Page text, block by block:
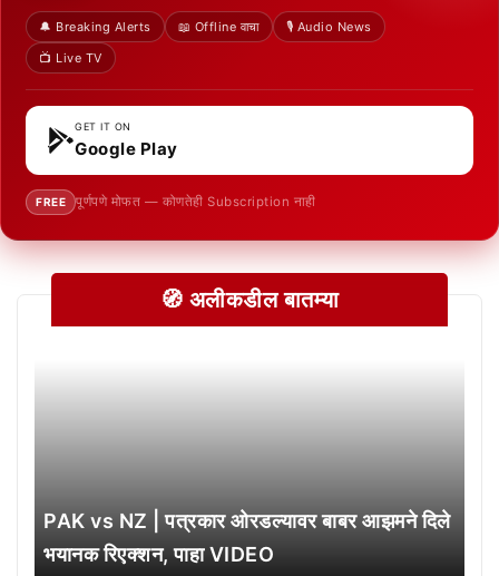
🔔 Breaking Alerts 📖 Offline वाचा
🎙️ Audio News
📺 Live TV
GET IT ON
Google Play
FREE पूर्णपणे मोफत — कोणतेही Subscription नाही
🧭 अलीकडील बातम्या
PAK vs NZ | पत्रकार ओरडल्यावर बाबर आझमने दिले
भयानक रिएक्शन, पाहा VIDEO